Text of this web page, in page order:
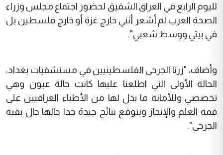
لليوم الرابع في العراق الشقيق لحضور اجتماع مجلس وزراء
الصحة العرب لم أشعر أنني خارج غزة أو خارج فلسطين بل
في بيتي ووسط شعبي".
وأضاف، "زرنا الجرحى الفلسطينيين في مستشفيات بغداد،
الحالة الأولى التي اطلعنا عليها كانت حالة عيون وهي
تخصصي وللأمانة ما بذل لها من الأطباء العراقيين على
قمة العلم والإنجاز ونتوقع نتائج جيدة جدا حالها حال بقية
الجرحى".